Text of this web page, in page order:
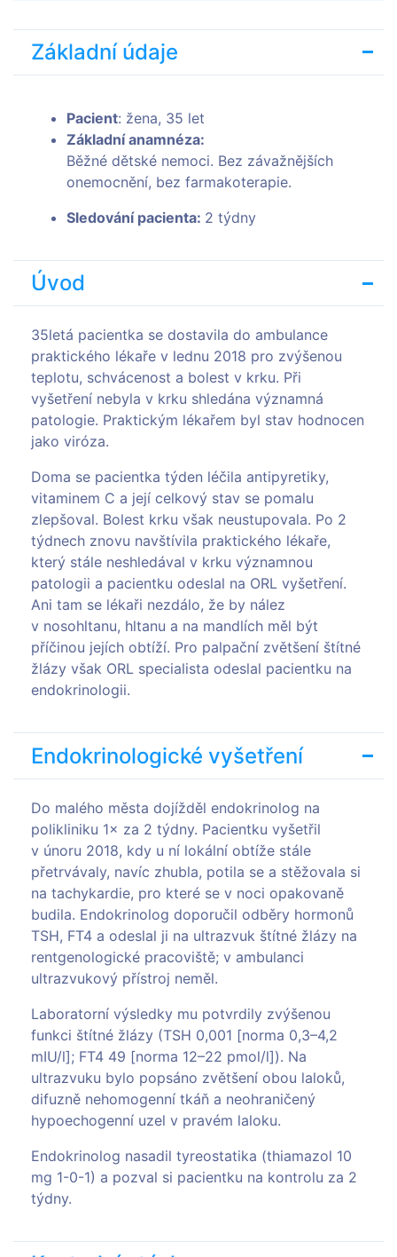
Základní údaje
Pacient: žena, 35 let
Základní anamnéza:
Běžné dětské nemoci. Bez závažnějších
onemocnění, bez farmakoterapie.
Sledování pacienta: 2 týdny
Úvod
35letá pacientka se dostavila do ambulance
praktického lékaře v lednu 2018 pro zvýšenou
teplotu, schvácenost a bolest v krku. Při
vyšetření nebyla v krku shledána významná
patologie. Praktickým lékařem byl stav hodnocen
jako viróza.
Doma se pacientka týden léčila antipyretiky,
vitaminem C a její celkový stav se pomalu
zlepšoval. Bolest krku však neustupovala. Po 2
týdnech znovu navštívila praktického lékaře,
který stále neshledával v krku významnou
patologii a pacientku odeslal na ORL vyšetření.
Ani tam se lékaři nezdálo, že by nález
v nosohltanu, hltanu a na mandlích měl být
příčinou jejích obtíží. Pro palpační zvětšení štítné
žlázy však ORL specialista odeslal pacientku na
endokrinologii.
Endokrinologické vyšetření
Do malého města dojížděl endokrinolog na
polikliniku 1× za 2 týdny. Pacientku vyšetřil
v únoru 2018, kdy u ní lokální obtíže stále
přetrvávaly, navíc zhubla, potila se a stěžovala si
na tachykardie, pro které se v noci opakovaně
budila. Endokrinolog doporučil odběry hormonů
TSH, FT4 a odeslal ji na ultrazvuk štítné žlázy na
rentgenologické pracoviště; v ambulanci
ultrazvukový přístroj neměl.
Laboratorní výsledky mu potvrdily zvýšenou
funkci štítné žlázy (TSH 0,001 [norma 0,3–4,2
mIU/l]; FT4 49 [norma 12–22 pmol/l]). Na
ultrazvuku bylo popsáno zvětšení obou laloků,
difuzně nehomogenní tkáň a neohraničený
hypoechogenní uzel v pravém laloku.
Endokrinolog nasadil tyreostatika (thiamazol 10
mg 1-0-1) a pozval si pacientku na kontrolu za 2
týdny.